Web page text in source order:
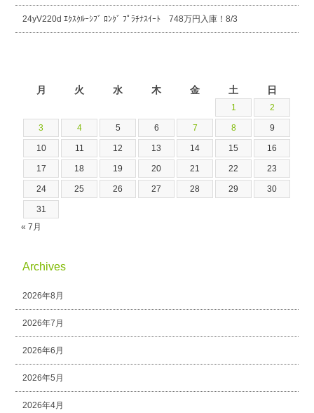
24yV220d ｴｸｽｸﾙｰｼﾌﾞ ﾛﾝｸﾞ ﾌﾟﾗﾁﾅｽｲｰﾄ 748万円入庫！8/3
月 火 水 木 金 土 日
1 2
3 4 5 6 7 8 9
10 11 12 13 14 15 16
17 18 19 20 21 22 23
24 25 26 27 28 29 30
31
« 7月
Archives
2026年8月
2026年7月
2026年6月
2026年5月
2026年4月